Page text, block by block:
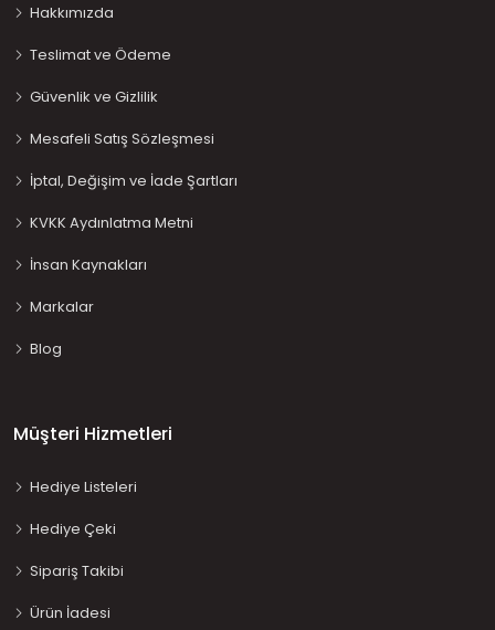
Hakkımızda
Teslimat ve Ödeme
Güvenlik ve Gizlilik
Mesafeli Satış Sözleşmesi
İptal, Değişim ve İade Şartları
KVKK Aydınlatma Metni
İnsan Kaynakları
Markalar
Blog
Müşteri Hizmetleri
Hediye Listeleri
Hediye Çeki
Sipariş Takibi
Ürün İadesi